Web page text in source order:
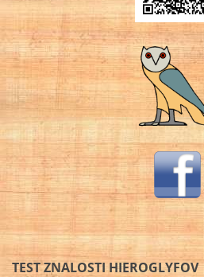
TEST ZNALOSTI HIEROGLYFOV